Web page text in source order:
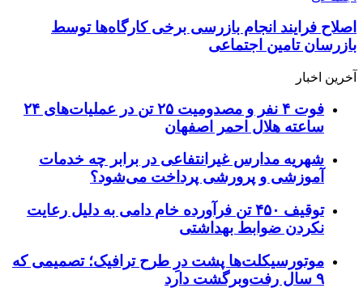
اصلاح فرایند انجام بازرسی برخی کارگاه‌ها توسط
بازرسان تامین اجتماعی
آخرین اخبار
فوت ۴ نفر و مصدومیت ۲۵ تن در عملیات‌های ۲۴
ساعته هلال احمر اصفهان
شهریه مدارس غیرانتفاعی در برابر چه خدمات
آموزشی و پرورشی پرداخت می‌شود؟
توقیف ۴۵۰ تن فرآورده خام دامی به دلیل رعایت
نکردن ضوابط بهداشتی
موتورسیکلت‌ها پشت درِ طرح ترافیک؛ تصمیمی که
۹ سال رفت‌وبرگشت دارد